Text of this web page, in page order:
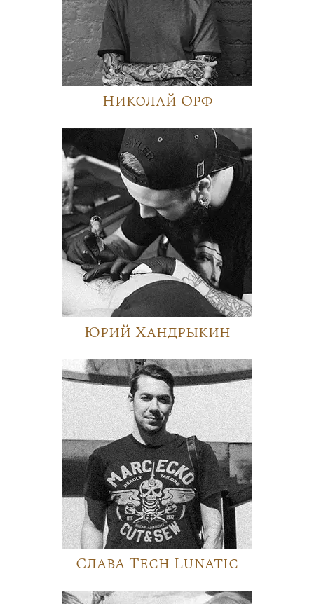
Николай Орф
Юрий Хандрыкин
Слава Tech Lunatic